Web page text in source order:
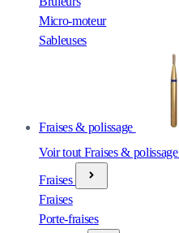
Micro-moteur
Sableuses
Fraises & polissage
Voir tout Fraises & polissage
Fraises
Fraises
Porte-fraises